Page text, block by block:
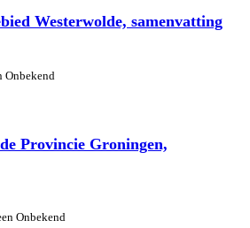
Westerwolde, samenvatting
Onbekend
Provincie Groningen,
Onbekend